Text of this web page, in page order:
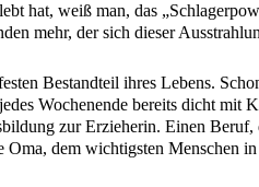
hat, weiß man, das
mehr, der sich dieser
Bestandteil ihres Lebens.
Wochenende bereits dicht
zur Erzieherin. Einen
dem wichtigsten Menschen